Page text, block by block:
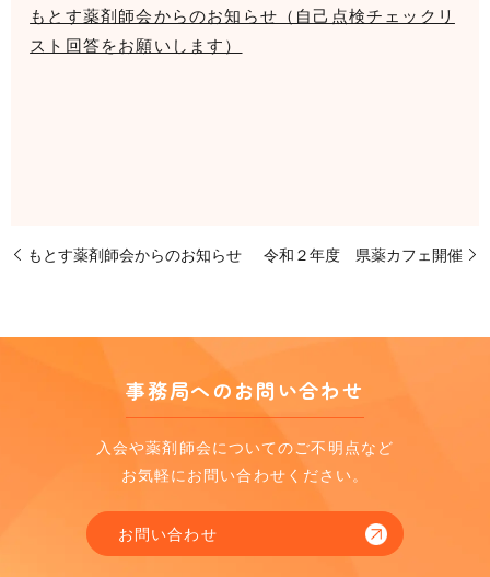
もとす薬剤師会からのお知らせ（自己点検チェックリ
スト回答をお願いします）
もとす薬剤師会からのお知らせ 令和２年度 県薬カフェ開催
事務局へのお問い合わせ
入会や薬剤師会についてのご不明点など
お気軽にお問い合わせください。
お問い合わせ